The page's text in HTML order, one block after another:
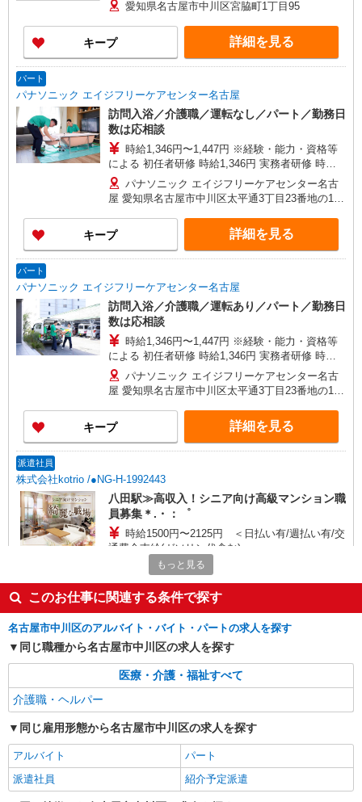
249,300円 年収例：337万円〜 ※職務手当、働き
がい向上手当、日祝手当（月平均2回分）、夜勤手
当（月平均5回分）等、毎月平均的に支払われる手
当を含みます。 ※介護福祉士のみ、特別職務手当
分〜） ◎賞与 基本給2.08ヶ月分/年支給
愛知県名古屋市中川区宮脇町1丁目95
キープ 詳細を見る
パート
パナソニック エイジフリーケアセンター名古屋
訪問入浴／介護職／運転なし／パート／勤務日
数は応相談
時給1,346円〜1,447円 ※経験・能力・資格等
による 初任者研修 時給1,346円 実務者研修 時給
1,346円 介護福祉士 時給1,447円 ※サービス提供8
件目以降〜1,000円/件 手当あり ※一律処遇改善加
算含む 〇時間外勤務手当 〇土日祝勤務手当 〇無
事故無違反表彰金 〇年末年始勤務手当
パナソニック エイジフリーケアセンター名古
屋 愛知県名古屋市中川区太平通3丁目23番地の1
キープ 詳細を見る
パート
パナソニック エイジフリーケアセンター名古屋
訪問入浴／介護職／運転あり／パート／勤務日
数は応相談
時給1,346円〜1,447円 ※経験・能力・資格等
による 初任者研修 時給1,346円 実務者研修 時給
1,346円 介護福祉士 時給1,447円 ※サービス提供8
件目以降〜1,000円/件 手当あり ※一律処遇改善加
算含む 〇時間外勤務手当 〇土日祝勤務手当 〇無
事故無違反表彰金 〇年末年始勤務手当
パナソニック エイジフリーケアセンター名古
屋 愛知県名古屋市中川区太平通3丁目23番地の1
キープ 詳細を見る
派遣社員
株式会社kotrio /●NG-H-1992443
八田駅≫高収入！シニア向け高級マンション職
員募集＊.・：゜
時給1500円〜2125円 ＜日払い有/週払い有/交
通費全支給(ガソリン代含む)＞
名古屋市中川区◎交通手段相談OK
キープ
派遣社員
50代60代の方活躍中。無資格の方も歓迎の施
設介護 ブランクがある方もお待ちしておりま
時給1150円
愛知県名古屋市中川区
キープ 詳細を見る
もっと見る
このお仕事に関連する条件で探す
名古屋市中川区のアルバイト・バイト・パートの求人を探す
同じ職種から名古屋市中川区の求人を探す
医療・介護・福祉すべて
介護職・ヘルパー
同じ雇用形態から名古屋市中川区の求人を探す
アルバイト
パート
派遣社員
紹介予定派遣